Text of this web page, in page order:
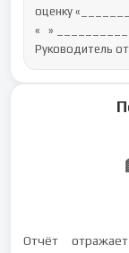
оценку
«   »
Руководитель
Отчёт